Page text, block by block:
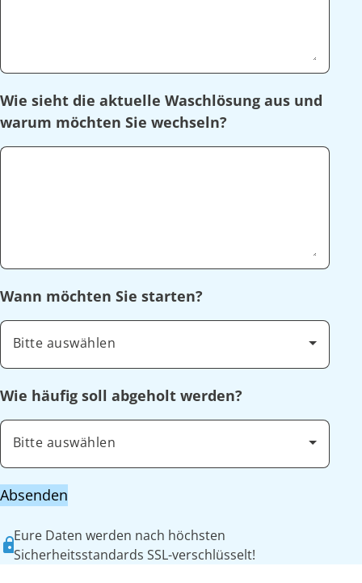
Wie sieht die aktuelle Waschlösung aus und
warum möchten Sie wechseln?
Wann möchten Sie starten?
Bitte auswählen
Wie häufig soll abgeholt werden?
Bitte auswählen
Absenden
Eure Daten werden nach höchsten
Sicherheitsstandards SSL-verschlüsselt!